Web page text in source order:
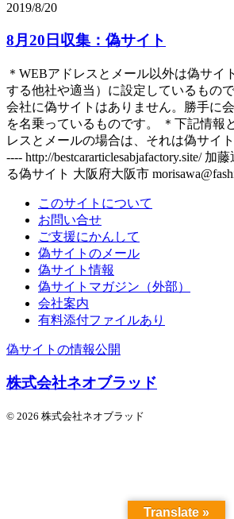
2019/8/20
8月20日収集：偽サイト
＊WEBアドレスとメール以外は偽サイ
する他社や適当）に設定しているもの
会社に偽サイトはありません。勝手に
を名乗っているものです。 ＊下記情報
レスとメールの場合は、それは偽サイ
---- http://bestcararticlesabjafactory.site/ 加
る偽サイト 大阪府大阪市
このサイトについて
お問い合せ
ご支援にかんして
偽サイトのメール
偽サイト情報
偽サイトマガジン（外部）
会社案内
有料添付ファイルあり
偽サイトの情報公開
株式会社ネオブラッド
© 2026 株式会社ネオブラッド
Translate »